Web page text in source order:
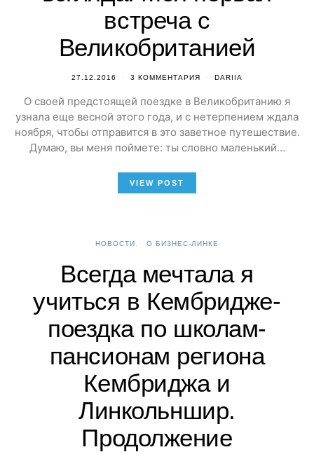
встреча с
Великобританией
27.12.2016 3 КОММЕНТАРИЯ DARIIA
О своей предстоящей поездке в Великобританию я
узнала еще весной этого года, и с нетерпением ждала
ноября, чтобы отправится в это заветное путешествие.
Думаю, вы меня поймете: ты словно маленький…
VIEW POST
НОВОСТИ О БИЗНЕС-ЛИНКЕ
Всегда мечтала я
учиться в Кембридже-
поездка по школам-
пансионам региона
Кембриджа и
Линкольншир.
Продолжение